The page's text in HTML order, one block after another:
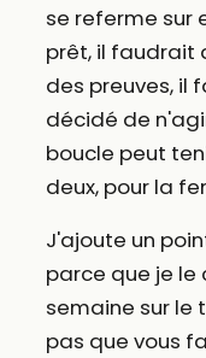
se referme sur
prêt, il faudrait
des preuves, il
décidé de
boucle peut
deux, pour la
J'ajoute un
parce que je
semaine sur le
pas que vous